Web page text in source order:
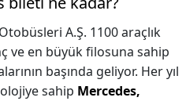
A.Ş. 1100 araçlık
ve en büyük filosuna sahip
başında geliyor. Her yıl
sahip Mercedes,